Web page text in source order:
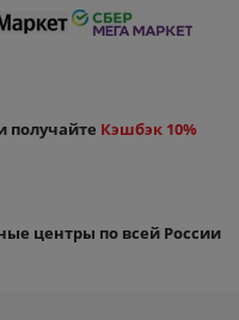
получайте Кэшбэк 10%
центры по всей России